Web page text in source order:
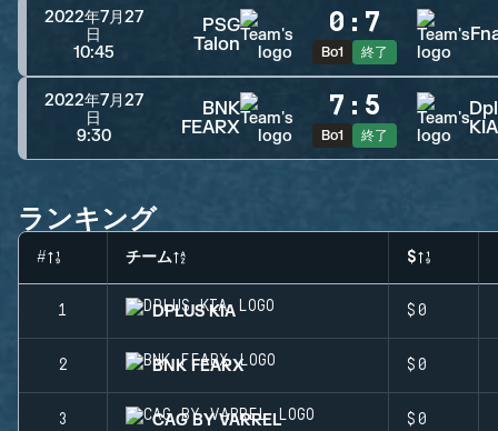
2022年7月27
日
10:45
PSG
Talon
0 : 7
Bo1 終了
2022年7月27
日
9:30
BNK
FEARX
7 : 5
Bo1 終了
KIA
ランキング
# チーム $
1 DPLUS KIA $0
2 BNK FEARX $0
3 CAG BY VARREL $0